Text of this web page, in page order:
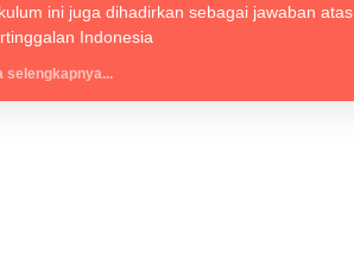
ini juga dihadirkan sebagai jawaban atas
Indonesia
selengkapnya...